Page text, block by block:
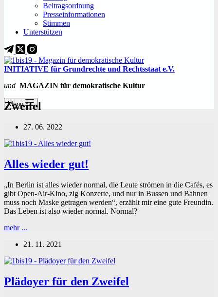
Beitragsordnung
Presseinformationen
Stimmen
Unterstützen
INITIATIVE für Grundrechte und Rechtsstaat e.V.
und MAGAZIN für demokratische Kultur
Menü
Zweifel
27. 06. 2022
Alles wieder gut!
„In Berlin ist alles wieder normal, die Leute strömen in die Cafés, es
gibt Open-Air-Kino, zig Konzerte, und nur in Bussen und Bahnen
muss noch Maske getragen werden“, erzählt mir eine gute Freundin.
Das Leben ist also wieder normal. Normal?
mehr ...
gut!
21. 11. 2021
Plädoyer für den Zweifel